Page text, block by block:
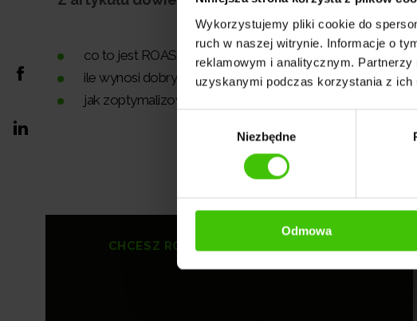
Wykorzystujemy pliki cookie do
ruch w naszej witrynie. Informacje o
reklamowym i analitycznym.
uzyskanymi podczas korzystania z ich
Niezbędne
Odmowa
co to jest ROAS (Return on Advertising Spend) i jak go
ile wynosi dobry ROAS,
jak zoptymalizować kampanie, by podnieść docelowy
CHCESZ ROZKRĘCIĆ SWOJĄ STRONĘ?